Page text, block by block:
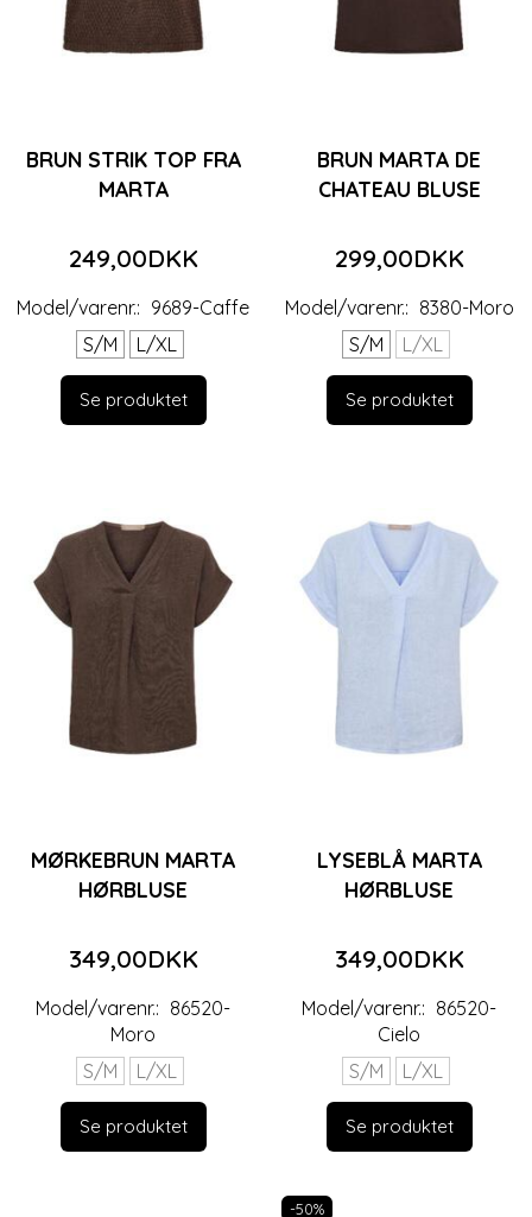
BRUN STRIK TOP FRA
MARTA
249,00DKK
Model/varenr.: 9689-Caffe
S/M
L/XL
Se produktet
BRUN MARTA DE
CHATEAU BLUSE
299,00DKK
Model/varenr.: 8380-Moro
S/M
L/XL
Se produktet
MØRKEBRUN MARTA
HØRBLUSE
349,00DKK
Model/varenr.: 86520-
Moro
S/M
L/XL
Se produktet
LYSEBLÅ MARTA
HØRBLUSE
349,00DKK
Model/varenr.: 86520-
Cielo
S/M
L/XL
Se produktet
-50%